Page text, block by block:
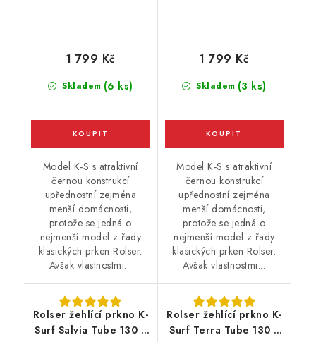
Skladem (6 ks)
1 799 Kč
Model K-S s atraktivní
černou konstrukcí
upřednostní zejména
menší domácnosti,
protože se jedná o
nejmenší model z řady
klasických prken Rolser.
Avšak vlastnostmi...
Skladem (3 ks)
1 799 Kč
Model K-S s atraktivní
černou konstrukcí
upřednostní zejména
menší domácnosti,
protože se jedná o
nejmenší model z řady
klasických prken Rolser.
Avšak vlastnostmi...
Rolser žehlící prkno K-
Surf Salvia Tube 130 x
Rolser žehlící prkno K-
Surf Terra Tube 130 x